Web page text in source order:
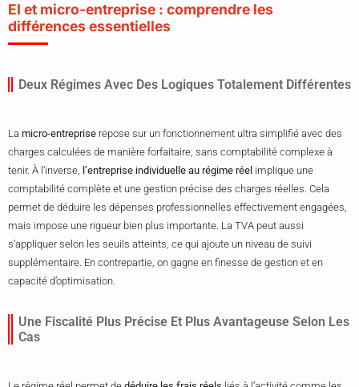
EI et micro-entreprise : comprendre les
différences essentielles
Deux Régimes Avec Des Logiques Totalement Différentes
La micro-entreprise repose sur un fonctionnement ultra simplifié avec des
charges calculées de manière forfaitaire, sans comptabilité complexe à
tenir. À l’inverse, l’entreprise individuelle au régime réel implique une
comptabilité complète et une gestion précise des charges réelles. Cela
permet de déduire les dépenses professionnelles effectivement engagées,
mais impose une rigueur bien plus importante. La TVA peut aussi
s’appliquer selon les seuils atteints, ce qui ajoute un niveau de suivi
supplémentaire. En contrepartie, on gagne en finesse de gestion et en
capacité d’optimisation.
Une Fiscalité Plus Précise Et Plus Avantageuse Selon Les
Cas